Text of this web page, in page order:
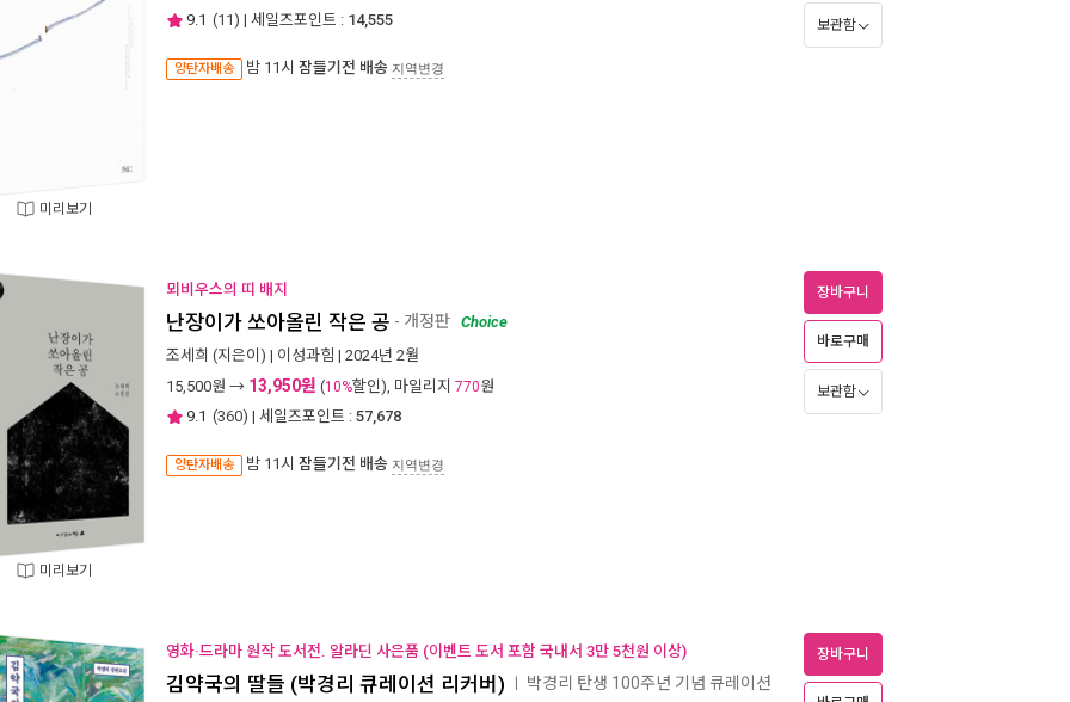
미리보기
9.1 (11) | 세일즈포인트 : 14,555
양탄자배송 밤 11시 잠들기전 배송 지역변경
보관함
미리보기
뫼비우스의 띠 배지
난장이가 쏘아올린 작은 공 - 개정판 Choice
조세희 (지은이) | 이성과힘 | 2024년 2월
15,500원 → 13,950원 (10%할인), 마일리지 770원
9.1 (360) | 세일즈포인트 : 57,678
양탄자배송 밤 11시 잠들기전 배송 지역변경
장바구니
바로구매
보관함
영화·드라마 원작 도서전. 알라딘 사은품 (이벤트 도서 포함 국내서 3만 5천원 이상)
김약국의 딸들 (박경리 큐레이션 리커버) 박경리 탄생 100주년 기념 큐레이션
장바구니